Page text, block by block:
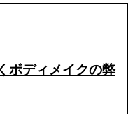
金
ボディメイクの弊